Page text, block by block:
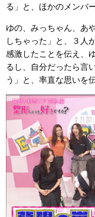
る」と、ほかのメンバ
ゆの、みっちゃん、あ
しちゃった」と、３人
感激したことを伝え、
るし、自分だったら言
う」と、率直な思いを